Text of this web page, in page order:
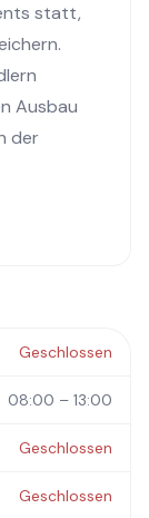
statt,
Ausbau
der
Geschlossen
08:00 – 13:00
Geschlossen
Geschlossen